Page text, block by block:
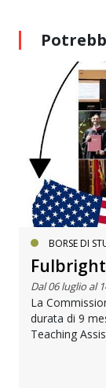
BORSE DI
Dal 06 luglio al
La
durata di 9
Teaching